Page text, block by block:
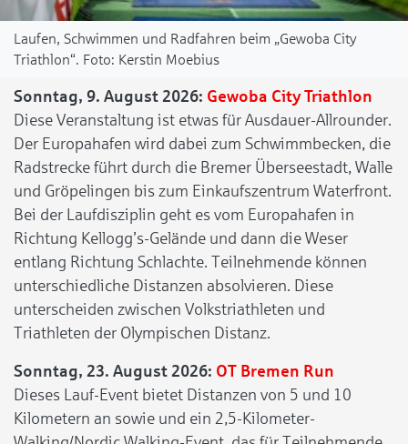
Laufen, Schwimmen und Radfahren beim „Gewoba City
Triathlon“.
Kerstin Moebius
Sonntag, 9. August 2026: Gewoba City Triathlon
Diese Veranstaltung ist etwas für Ausdauer-Allrounder.
Der Europahafen wird dabei zum Schwimmbecken, die
Radstrecke führt durch die Bremer Überseestadt, Walle
und Gröpelingen bis zum Einkaufszentrum Waterfront.
Bei der Laufdisziplin geht es vom Europahafen in
Richtung Kellogg’s-Gelände und dann die Weser
entlang Richtung Schlachte. Teilnehmende können
unterschiedliche Distanzen absolvieren. Diese
unterscheiden zwischen Volkstriathleten und
Triathleten der Olympischen Distanz.
Sonntag, 23. August 2026: OT Bremen Run
Dieses Lauf-Event bietet Distanzen von 5 und 10
Kilometern an sowie und ein 2,5-Kilometer-